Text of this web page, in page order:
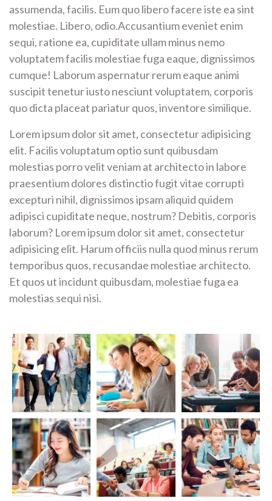
assumenda, facilis. Eum quo libero facere iste ea sint
molestiae. Libero, odio.Accusantium eveniet enim
sequi, ratione ea, cupiditate ullam minus nemo
voluptatem facilis molestiae fuga eaque, dignissimos
cumque! Laborum aspernatur rerum eaque animi
suscipit tenetur iusto nesciunt voluptatem, corporis
quo dicta placeat pariatur quos, inventore similique.
Lorem ipsum dolor sit amet, consectetur adipisicing
elit. Facilis voluptatum optio sunt quibusdam
molestias porro velit veniam at architecto in labore
praesentium dolores distinctio fugit vitae corrupti
excepturi nihil, dignissimos ipsam aliquid quidem
adipisci cupiditate neque, nostrum? Debitis, corporis
laborum? Lorem ipsum dolor sit amet, consectetur
adipisicing elit. Harum officiis nulla quod minus rerum
temporibus quos, recusandae molestiae architecto.
Et quos ut incidunt quibusdam, molestiae fuga ea
molestias sequi nisi.